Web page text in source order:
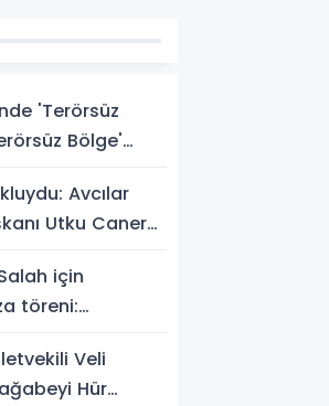
'Terörsüz
Bölge'
Avcılar
Utku Caner
için
töreni:
Veli
Hür